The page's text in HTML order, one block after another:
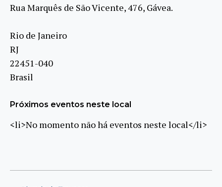
Rua Marquês de São Vicente, 476, Gávea.
Rio de Janeiro
RJ
22451-040
Brasil
Próximos eventos neste local
<li>No momento não há eventos neste local</li>